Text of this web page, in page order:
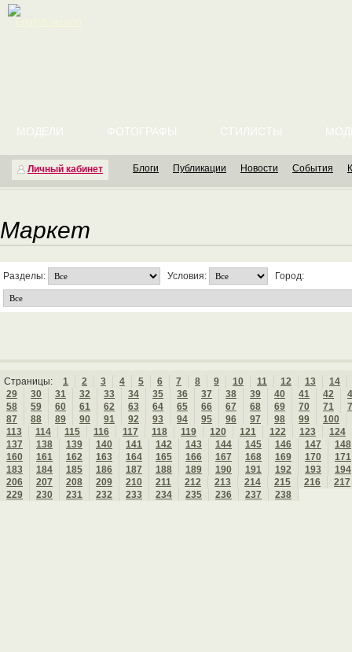
Личный кабинет
МОДЕЛИ ФОТОГРАФЫ СТИЛИСТЫ
Блоги Публикации Новости События
Маркет
Разделы: Условия: Город:
Страницы: 1 2 3 4 5 6 7 8 9 10 11 12 13
14
29
30 31 32 33 34 35 36 37 38 39 40 41 42
58
59 60 61 62 63 64 65 66 67 68 69 70 71
87
88 89 90 91 92 93 94 95 96 97 98 99
100
113
114 115 116 117 118 119 120 121 122 123
124
137
138 139 140 141 142 143 144 145 146 147
148
160
161 162 163 164 165 166 167 168 169 170
171
183
184 185 186 187 188 189 190 191 192 193
194
206
207 208 209 210 211 212 213 214 215 216
217
229
230 231 232 233 234 235 236 237 238